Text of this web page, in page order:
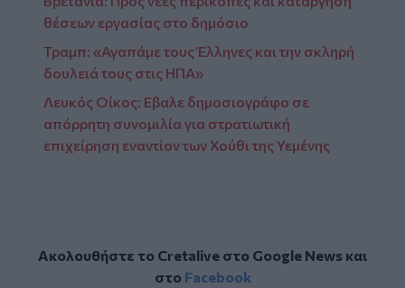
θέσεων εργασίας στο δημόσιο
Τραμπ: «Αγαπάμε τους Έλληνες και την σκληρή
δουλειά τους στις ΗΠΑ»
Λευκός Οίκος: Εβαλε δημοσιογράφο σε
απόρρητη συνομιλία για στρατιωτική
επιχείρηση εναντίον των Χούθι της Υεμένης
Ακολουθήστε το Cretalive στο Google Newsκαι
στο Facebook